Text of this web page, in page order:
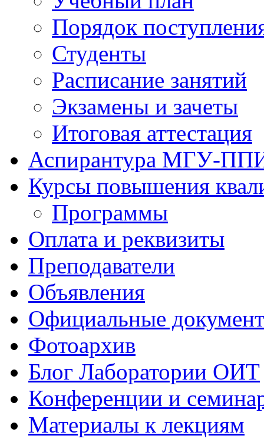
Порядок
Студенты
Расписание занятий
Экзамены и зачеты
Итоговая аттестация
Аспирантура МГУ-
Курсы повышения
Программы
Оплата и реквизиты
Преподаватели
Объявления
Официальные
Фотоархив
Блог Лаборатории ОИТ
Конференции и
Материалы к лекциям